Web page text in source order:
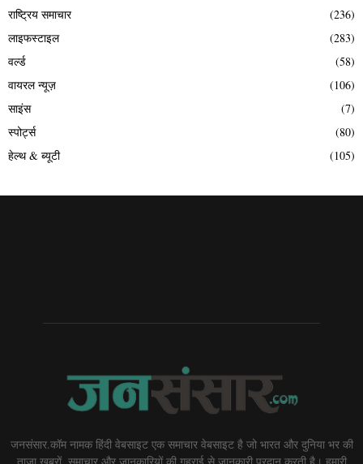
राष्ट्रिय समाचार
(236)
लाइफस्टाइल
(283)
वर्ल्ड
(58)
वायरल न्यूज़
(106)
साइंस
(7)
स्पोर्ट्स
(80)
हेल्थ & ब्यूटी
(105)
जनसंसार.कॉम नामक हिंदी वेबसाइट एक समाचार वेबसाइट है जो भारत और दुनिया भर की
ताज़ा खबरों, समाचार और जानकारियों की गहराई से जानकारी प्रदान करती है। हमारी